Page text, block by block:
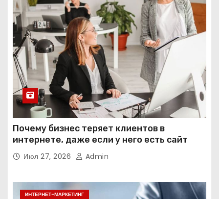
Почему бизнес теряет клиентов в
интернете, даже если у него есть сайт
Июл 27, 2026 Admin
ИНТЕРНЕТ-МАРКЕТИНГ